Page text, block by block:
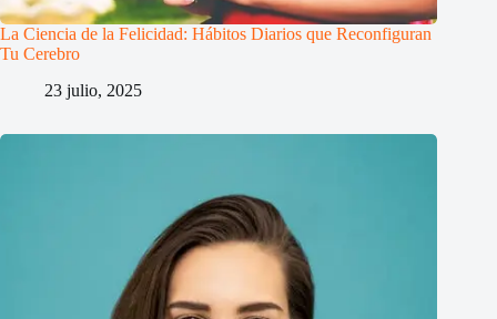
La Ciencia de la Felicidad: Hábitos Diarios que Reconfiguran
Tu Cerebro
23 julio, 2025